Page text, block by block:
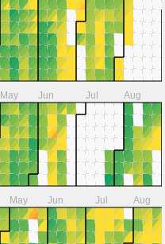
May Jun Jul Aug
May Jun Jul Aug